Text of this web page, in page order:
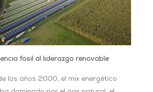
fósil al liderazgo renovable
los años 2000, el mix energético